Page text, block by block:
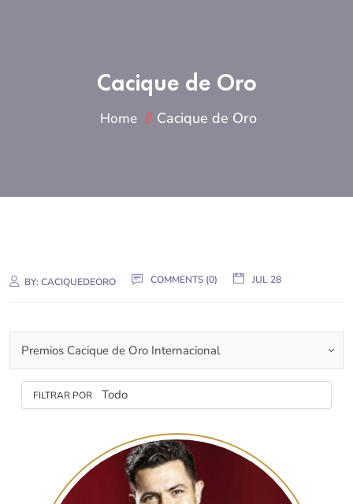
Cacique de Oro
Home Cacique de Oro
BY:CACIQUEDEORO COMMENTS (0) JUL 28
FILTRAR POR